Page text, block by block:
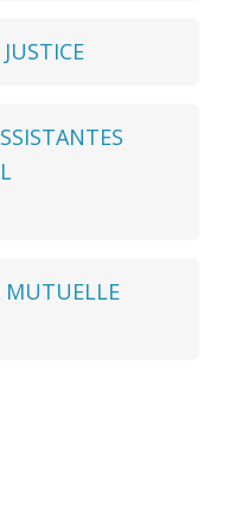
MUTUELLE